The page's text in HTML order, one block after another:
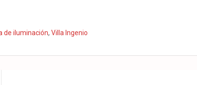
de iluminación, Villa Ingenio